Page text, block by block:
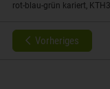
rot-blau-grün kariert, KTH3
Vorheriges